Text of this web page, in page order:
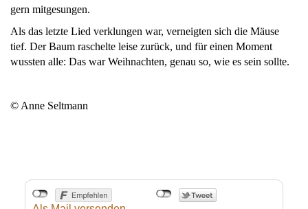
gern mitgesungen.
Als das letzte Lied verklungen war, verneigten sich die Mäuse
tief. Der Baum raschelte leise zurück, und für einen Moment
wussten alle: Das war Weihnachten, genau so, wie es sein sollte.
© Anne Seltmann